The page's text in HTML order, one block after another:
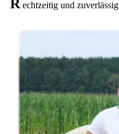
R echtzeitig und zuverlässig